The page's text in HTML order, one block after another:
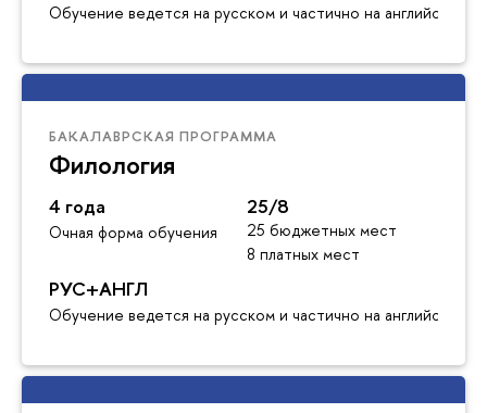
Обучение ведется на русском и частично на английском
БАКАЛАВРСКАЯ ПРОГРАММА
Филология
4 года
Очная форма обучения
25/8
25 бюджетных мест
8 платных мест
РУС+АНГЛ
Обучение ведется на русском и частично на английском